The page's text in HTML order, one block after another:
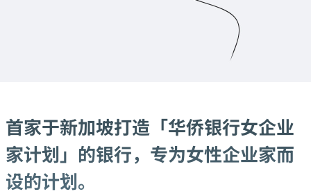
首家于新加坡打造「华侨银行女企业
家计划」的银行，专为女性企业家而
设的计划。